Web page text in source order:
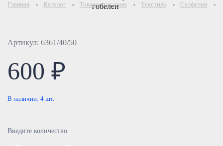
Главная Каталог Товары для дома Текстиль Салфетки
Артикул: 6361/40/50
600 ₽
В наличии: 4 шт.
Введите количество